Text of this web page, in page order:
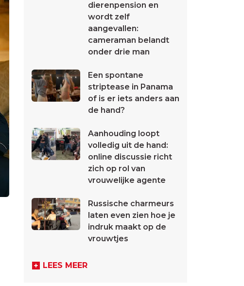
dierenpension en
wordt zelf
aangevallen:
cameraman belandt
onder drie man
Een spontane
striptease in Panama
of is er iets anders aan
de hand?
Aanhouding loopt
volledig uit de hand:
online discussie richt
zich op rol van
vrouwelijke agente
Russische charmeurs
laten even zien hoe je
indruk maakt op de
vrouwtjes
LEES MEER